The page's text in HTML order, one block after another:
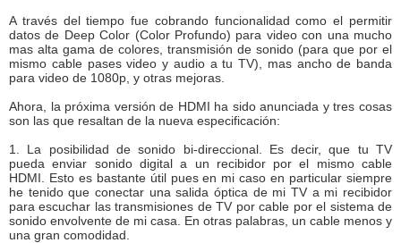
A través del tiempo fue cobrando funcionalidad como el permitir
datos de Deep Color (Color Profundo) para video con una mucho
mas alta gama de colores, transmisión de sonido (para que por el
mismo cable pases video y audio a tu TV), mas ancho de banda
para video de 1080p, y otras mejoras.
Ahora, la próxima versión de HDMI ha sido anunciada y tres cosas
son las que resaltan de la nueva especificación:
1. La posibilidad de sonido bi-direccional. Es decir, que tu TV
pueda enviar sonido digital a un recibidor por el mismo cable
HDMI. Esto es bastante útil pues en mi caso en particular siempre
he tenido que conectar una salida óptica de mi TV a mi recibidor
para escuchar las transmisiones de TV por cable por el sistema de
sonido envolvente de mi casa. En otras palabras, un cable menos y
una gran comodidad.